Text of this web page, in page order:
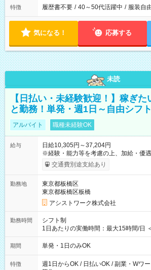
特徴 履歴書不要 / 40～50代活躍中 / 服装自
気になる！ 応募する
未読
【日払い・未経験歓迎！】稼ぎた
と勤務！単発・週1日～自由シフ
アルバイト 職種未経験OK
給与
日給10,305円～37,204円
※経験・能力等を考慮の上、加給・優遇いたし
間】試用期間なし
交通費別途支給あり
勤務地
東京都板橋区
東京都板橋区板橋
アシストワーク株式会社
勤務時間
シフト制
1日あたりの実働時間：最大15時間/日
勤務 勤務：月・水・金 休み：火・木・土・日 好きな
可能です！ ※1日あたりの最大実働時間は日勤、夜勤共に勤務し
期間 単発・1日のみOK
特徴
週1日からOK / 日払いOK / 副業・Wワ